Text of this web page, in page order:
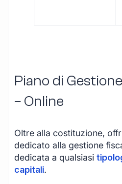
Piano di
– Online
Oltre alla costituzione,
dedicato alla gestione
dedicata a qualsiasi
capitali.